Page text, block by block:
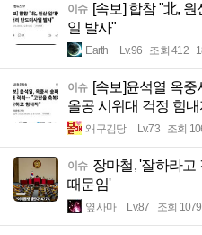
이슈 [속보] 합참 "北,
일 발사"
Earth Lv.96 조회 412
이슈 [속보]윤석열 옥
올공 시위대 걱정 힘
왜구김당 Lv.73 조회
이슈 장마철, '잘하라고
때문임'
옆사마 Lv.87 조회 1079